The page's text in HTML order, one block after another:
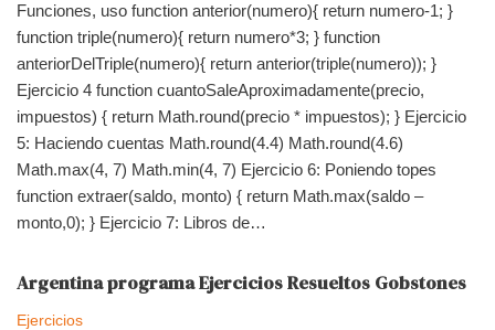
Funciones, uso function anterior(numero){ return numero-1; }
function triple(numero){ return numero*3; } function
anteriorDelTriple(numero){ return anterior(triple(numero)); }
Ejercicio 4 function cuantoSaleAproximadamente(precio,
impuestos) { return Math.round(precio * impuestos); } Ejercicio
5: Haciendo cuentas Math.round(4.4) Math.round(4.6)
Math.max(4, 7) Math.min(4, 7) Ejercicio 6: Poniendo topes
function extraer(saldo, monto) { return Math.max(saldo –
monto,0); } Ejercicio 7: Libros de…
Argentina programa Ejercicios Resueltos Gobstones
Ejercicios